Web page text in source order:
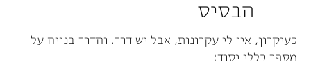
הבסיס
כעיקרון, אין לי עקרונות, אבל יש דרך. והדרך בנויה על
מספר כללי יסוד: